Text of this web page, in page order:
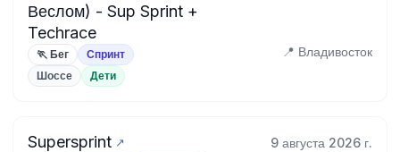
Веслом) - Sup Sprint +
Techrace
🏃 Бег Спринт 📍 Владивосток
Шоссе Дети
Supersprint 9 августа 2026 г.